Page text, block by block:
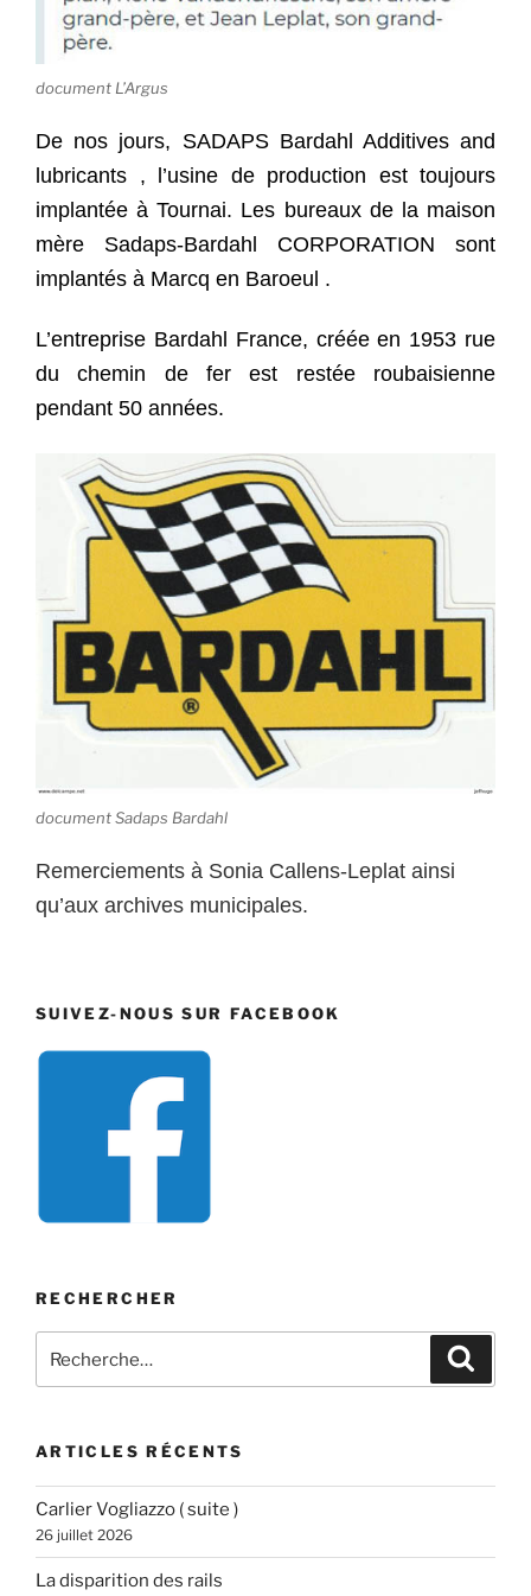
document L’Argus
De nos jours, SADAPS Bardahl Additives and
lubricants , l’usine de production est toujours
implantée à Tournai. Les bureaux de la maison
mère Sadaps-Bardahl CORPORATION sont
implantés à Marcq en Baroeul .
L’entreprise Bardahl France, créée en 1953 rue
du chemin de fer est restée roubaisienne
pendant 50 années.
document Sadaps Bardahl
Remerciements à Sonia Callens-Leplat ainsi
qu’aux archives municipales.
SUIVEZ-NOUS SUR FACEBOOK
RECHERCHER
pour
ARTICLES RÉCENTS
Carlier Vogliazzo ( suite )
26 juillet 2026
La disparition des rails